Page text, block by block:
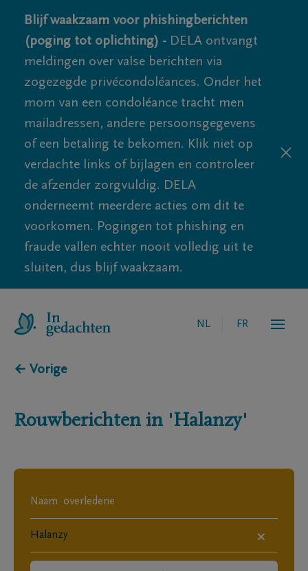
Blijf waakzaam voor phishingberichten
(poging tot oplichting) - DELA ontvangt
meldingen over valse berichten via
zogezegde privécondoléances. Onder het
mom van een condoléance tracht men
mailadressen, andere persoonsgegevens
of een betaling te bekomen. Klik niet op
verdachte links of bijlagen en controleer
de afzender zorgvuldig. DELA
onderneemt meerdere acties om dit te
voorkomen. Pogingen tot phishing en
fraude vallen echter nooit volledig uit te
sluiten, dus blijf waakzaam.
NL FR
← Vorige
Rouwberichten in 'Halanzy'
×